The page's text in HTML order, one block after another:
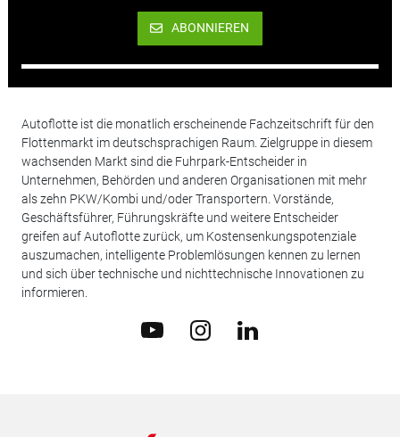
ABONNIEREN
Autoflotte ist die monatlich erscheinende Fachzeitschrift für den
Flottenmarkt im deutschsprachigen Raum. Zielgruppe in diesem
wachsenden Markt sind die Fuhrpark-Entscheider in
Unternehmen, Behörden und anderen Organisationen mit mehr
als zehn PKW/Kombi und/oder Transportern. Vorstände,
Geschäftsführer, Führungskräfte und weitere Entscheider
greifen auf Autoflotte zurück, um Kostensenkungspotenziale
auszumachen, intelligente Problemlösungen kennen zu lernen
und sich über technische und nichttechnische Innovationen zu
informieren.